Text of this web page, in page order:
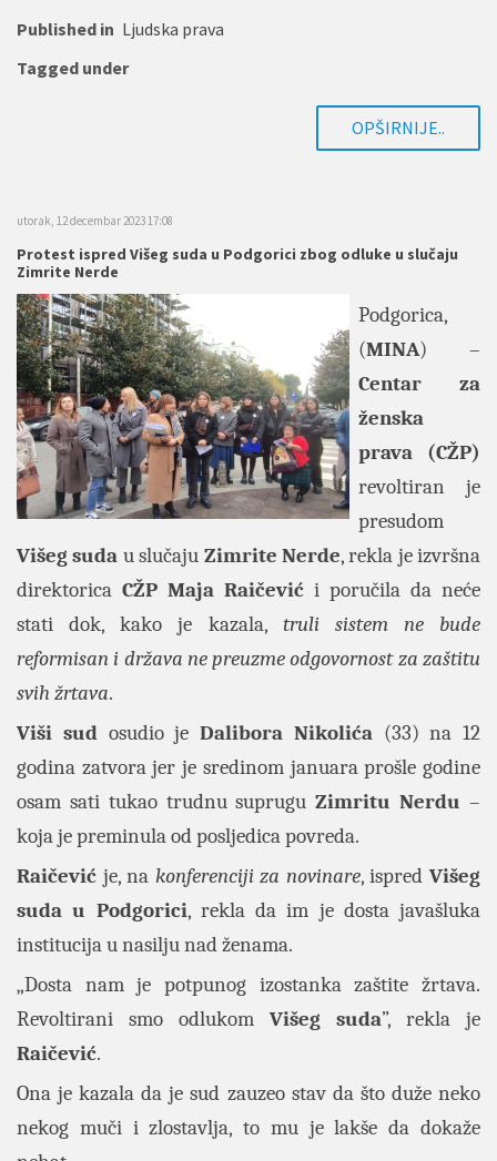
Published in Ljudska prava
Tagged under
OPŠIRNIJE..
utorak, 12 decembar 2023 17:08
Protest ispred Višeg suda u Podgorici zbog odluke u slučaju
Zimrite Nerde
Podgorica,
(MINA) –
Centar za
ženska
prava (CŽP)
revoltiran je
presudom
Višeg suda u slučaju Zimrite Nerde, rekla je izvršna
direktorica CŽP Maja Raičević i poručila da neće
stati dok, kako je kazala, truli sistem ne bude
reformisan i država ne preuzme odgovornost za zaštitu
svih žrtava.
Viši sudosudio je Dalibora Nikolića (33) na 12
godina zatvora jer je sredinom januara prošle godine
osam sati tukao trudnu supruguZimritu Nerdu –
koja je preminula od posljedica povreda.
Raičević je, na konferenciji za novinare, ispredVišeg
suda u Podgorici, rekla da im je dosta javašluka
institucija u nasilju nad ženama.
„Dosta nam je potpunog izostanka zaštite žrtava.
Revoltirani smo odlukom Višeg suda”, rekla je
Raičević.
Ona je kazala da je sud zauzeo stav da što duže neko
nekog muči i zlostavlja, to mu je lakše da dokaže